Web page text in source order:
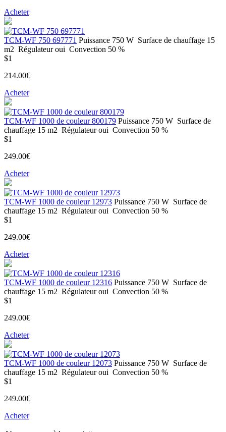
Acheter
ТСМ-WF 750 697771 Puissance 750 W Surface de chauffage 15
m2 Régulateur oui Convection 50 %
$1
214.00€
Acheter
ТСМ-WF 1000 de couleur 800179 Puissance 750 W Surface de
chauffage 15 m2 Régulateur oui Convection 50 %
$1
249.00€
Acheter
ТСМ-WF 1000 de couleur 12973 Puissance 750 W Surface de
chauffage 15 m2 Régulateur oui Convection 50 %
$1
249.00€
Acheter
ТСМ-WF 1000 de couleur 12316 Puissance 750 W Surface de
chauffage 15 m2 Régulateur oui Convection 50 %
$1
249.00€
Acheter
ТСМ-WF 1000 de couleur 12073 Puissance 750 W Surface de
chauffage 15 m2 Régulateur oui Convection 50 %
$1
249.00€
Acheter